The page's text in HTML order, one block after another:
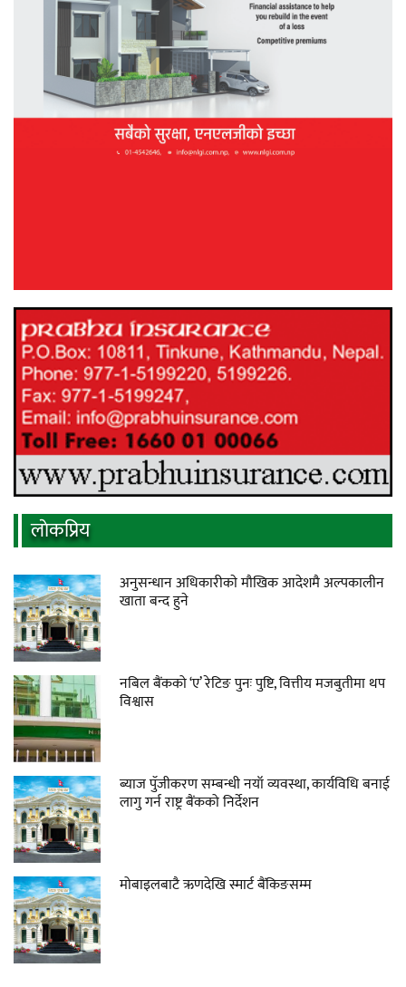
लाेकप्रिय
अनुसन्धान अधिकारीकाे माैखिक आदेशमै अल्पकालीन
खाता बन्द हुने
नबिल बैंकको ‘ए’ रेटिङ पुनः पुष्टि, वित्तीय मजबुतीमा थप
विश्वास
ब्याज पुँजीकरण सम्बन्धी नयाँ व्यवस्था, कार्यविधि बनाई
लागु गर्न राष्ट्र बैंकको निर्देशन
मोबाइलबाटै ऋणदेखि स्मार्ट बैंकिङसम्म